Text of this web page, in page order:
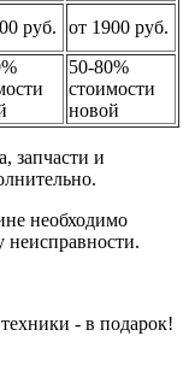
руб. от 1900 руб.
50-80%
стоимости
новой
запчасти и
необходимо
неисправности.
- в подарок!